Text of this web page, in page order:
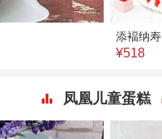
添褔纳寿
¥518
凤凰儿童蛋糕